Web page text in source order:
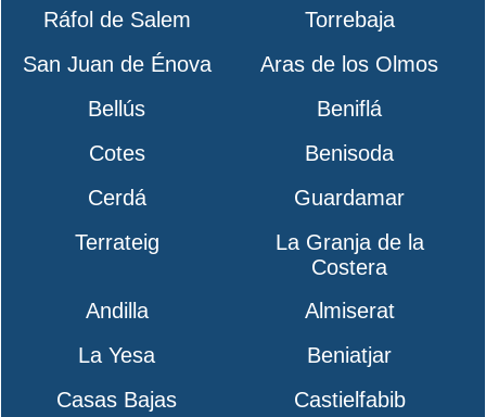
Ráfol de Salem
Torrebaja
San Juan de Énova
Aras de los Olmos
Bellús
Beniflá
Cotes
Benisoda
Cerdá
Guardamar
Terrateig
La Granja de la
Costera
Andilla
Almiserat
La Yesa
Beniatjar
Casas Bajas
Castielfabib